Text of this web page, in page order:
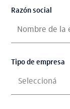
Razón social
Tipo de empresa
Seleccioná